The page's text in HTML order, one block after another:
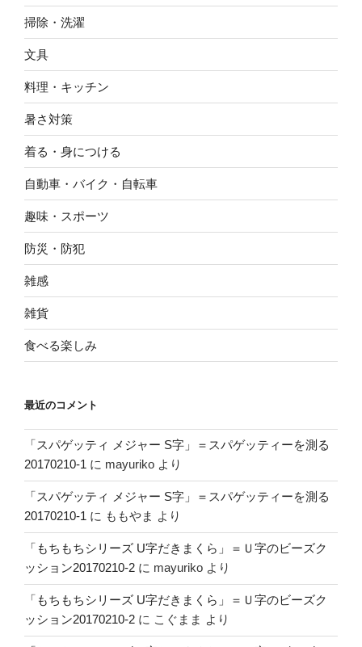
掃除・洗濯
文具
料理・キッチン
暑さ対策
着る・身につける
自動車・バイク・自転車
趣味・スポーツ
防災・防犯
雑感
雑貨
食べる楽しみ
最近のコメント
「スパゲッティ メジャー S字」＝スパゲッティーを測る
20170210-1 に mayuriko より
「スパゲッティ メジャー S字」＝スパゲッティーを測る
20170210-1 に ももやま より
「もちもちシリーズ U字だきまくら」＝Ｕ字のビーズク
ッション20170210-2 に mayuriko より
「もちもちシリーズ U字だきまくら」＝Ｕ字のビーズク
ッション20170210-2 に こぐまま より